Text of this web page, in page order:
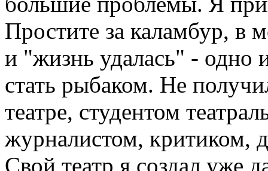
Простите за каламбур, в
и "жизнь удалась" - одно
стать рыбаком. Не
театре, студентом
журналистом, критиком,
Свой театр я создал уже